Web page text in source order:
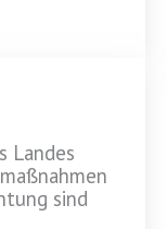
Landes
sind